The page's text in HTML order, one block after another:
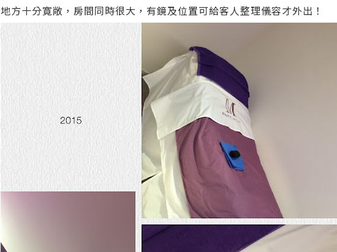
地方十分寛敞，房間同時很大，有鏡及位置可給客人整理儀容才外出！